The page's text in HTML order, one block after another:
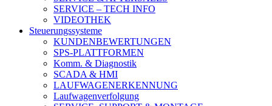
SERVICE – TECH INFO
VIDEOTHEK
Steuerungssysteme
KUNDENBEWERTUNGEN
SPS-PLATTFORMEN
Komm. & Diagnostik
SCADA & HMI
LAUFWAGENERKENNUNG
Laufwagenverfolgung